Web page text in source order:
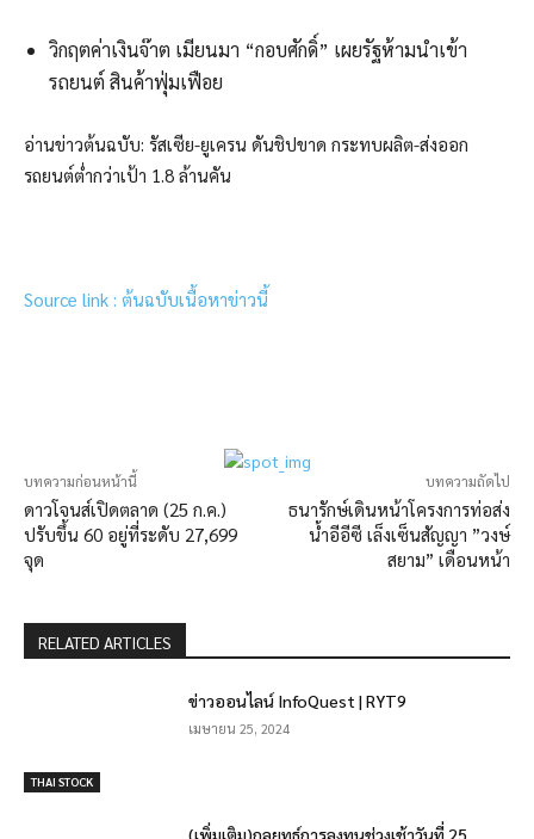
วิกฤตค่าเงินจ๊าต เมียนมา “กอบศักดิ์” เผยรัฐห้ามนำเข้า
รถยนต์ สินค้าฟุ่มเฟือย
อ่านข่าวต้นฉบับ: รัสเซีย-ยูเครน ดันชิปขาด กระทบผลิต-ส่งออก
รถยนต์ต่ำกว่าเป้า 1.8 ล้านคัน
Source link : ต้นฉบับเนื้อหาข่าวนี้
บทความก่อนหน้านี้
ดาวโจนส์เปิดตลาด (25 ก.ค.)
ปรับขึ้น 60 อยู่ที่ระดับ 27,699
จุด
บทความถัดไป
ธนารักษ์เดินหน้าโครงการท่อส่ง
น้ำอีอีซี เล็งเซ็นสัญญา ”วงษ์
สยาม” เดือนหน้า
RELATED ARTICLES
THAI STOCK
ข่าวออนไลน์ InfoQuest | RYT9
เมษายน 25, 2024
(เพิ่มเติม)กลยุทธ์การลงทุนช่วงเช้าวันที่ 25